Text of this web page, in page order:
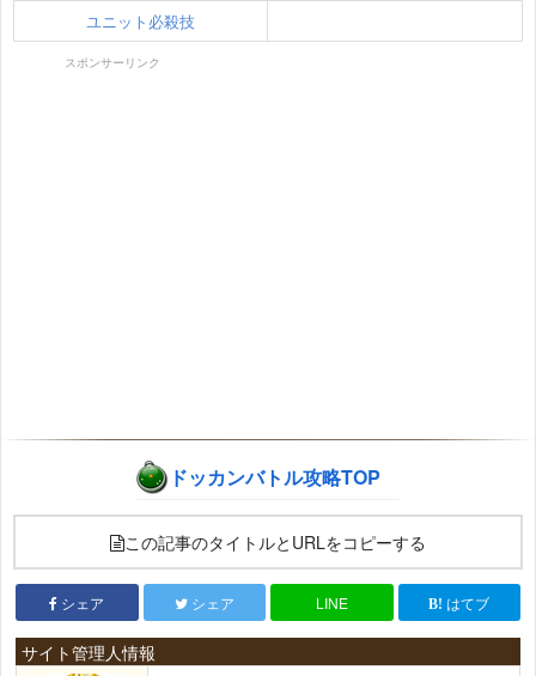
ユニット必殺技
スポンサーリンク
ドッカンバトル攻略TOP
この記事のタイトルとURLをコピーする
シェア シェア LINE はてブ
サイト管理人情報